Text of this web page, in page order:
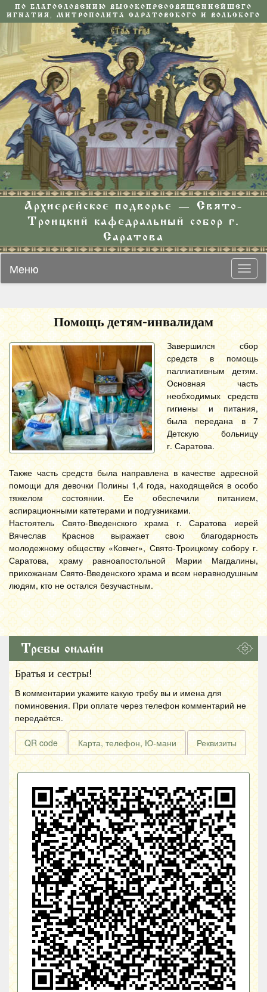
ПО БЛАГОСЛОВЕНИЮ ВЫСОКОПРЕОСВЯЩЕННЕЙШЕГО
ИГНАТИЯ, МИТРОПОЛИТА САРАТОВСКОГО И ВОЛЬСКОГО
Архиерейское подворье — Свято-
Троицкий кафедральный собор г.
Саратова
Меню
Помощь детям-инвалидам
Завершился сбор
средств в помощь
паллиативным детям.
Основная часть
необходимых средств
гигиены и питания,
была передана в 7
Детскую больницу
г. Саратова.
Также часть средств была направлена в качестве адресной
помощи для девочки Полины 1,4 года, находящейся в особо
тяжелом состоянии. Ее обеспечили питанием,
аспирационными катетерами и подгузниками.
Настоятель Свято-Введенского храма г. Саратова иерей
Вячеслав Краснов выражает свою благодарность
молодежному обществу «Ковчег», Свято-Троицкому собору г.
Саратова, храму равноапостольной Марии Магдалины,
прихожанам Свято-Введенского храма и всем неравнодушным
людям, кто не остался безучастным.
Требы онлайн
Братья и сестры!
В комментарии укажите какую требу вы и имена для
поминовения. При оплате через телефон комментарий не
передаётся.
QR code Карта, телефон, Ю-мани Реквизиты